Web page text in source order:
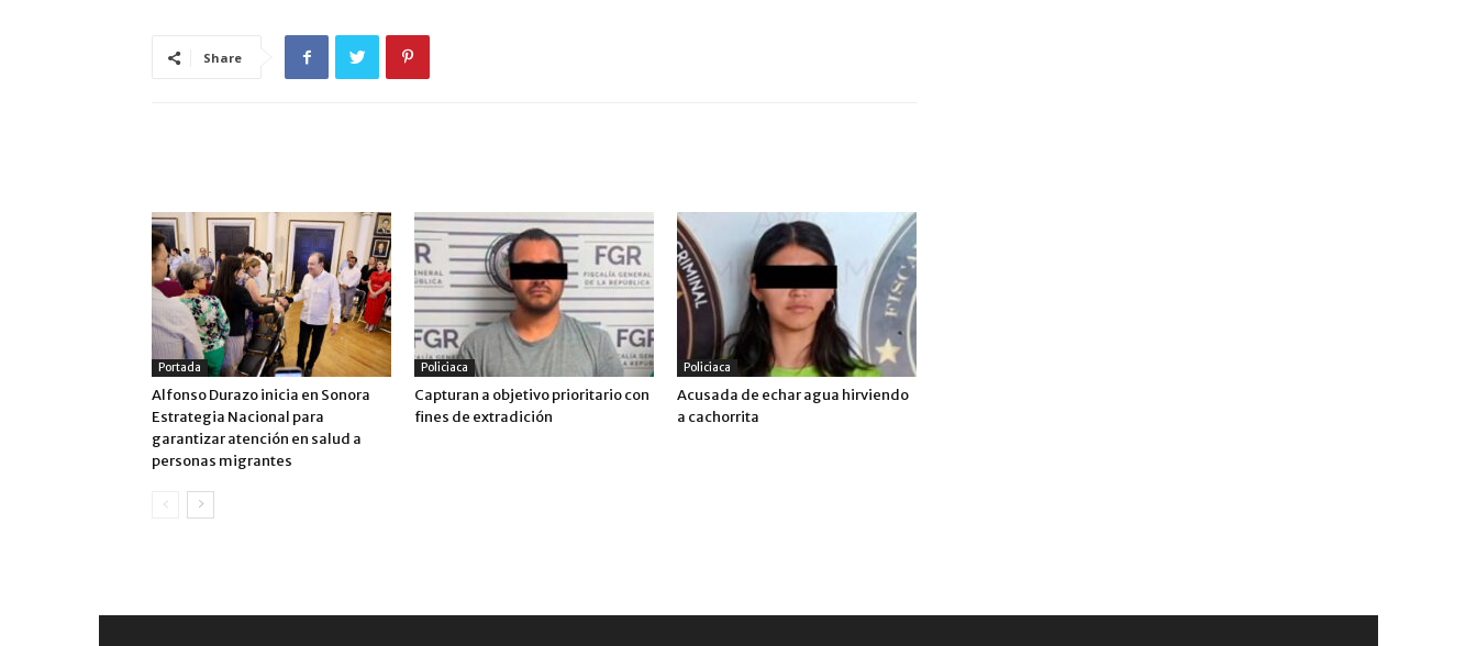
Share
Portada
Alfonso Durazo inicia en Sonora
Estrategia Nacional para
garantizar atención en salud a
personas migrantes
Policiaca
Capturan a objetivo prioritario con
fines de extradición
Policiaca
Acusada de echar agua hirviendo
a cachorrita